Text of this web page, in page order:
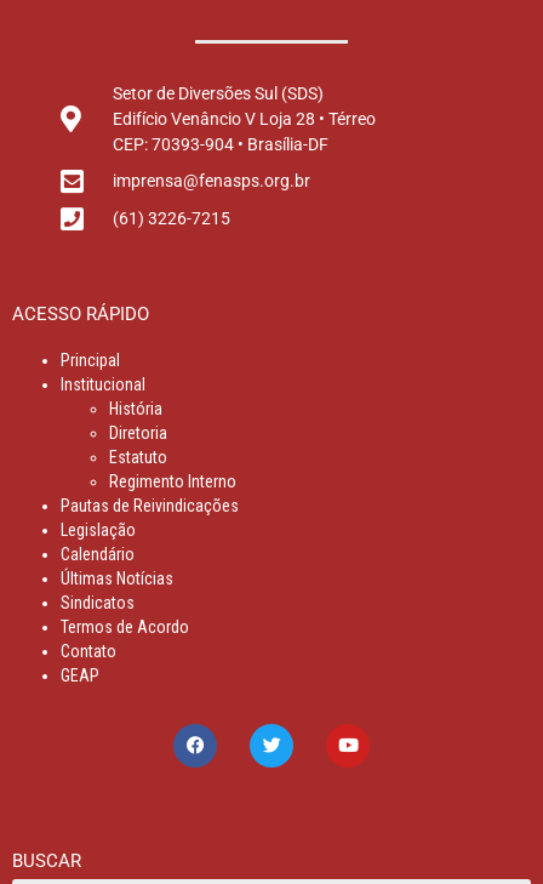
Setor de Diversões Sul (SDS)
Edifício Venâncio V Loja 28 • Térreo
CEP: 70393-904 • Brasília-DF
imprensa@fenasps.org.br
(61) 3226-7215
ACESSO RÁPIDO
Principal
Institucional
História
Diretoria
Estatuto
Regimento Interno
Pautas de Reivindicações
Legislação
Calendário
Últimas Notícias
Sindicatos
Termos de Acordo
Contato
GEAP
BUSCAR